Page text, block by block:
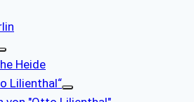
Heide
Lilienthal“